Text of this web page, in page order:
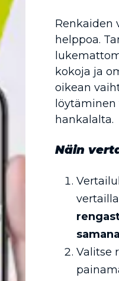
Renkaiden
helppoa.
kokoja ja
oikean
hankalalta.
Näin
Valitse